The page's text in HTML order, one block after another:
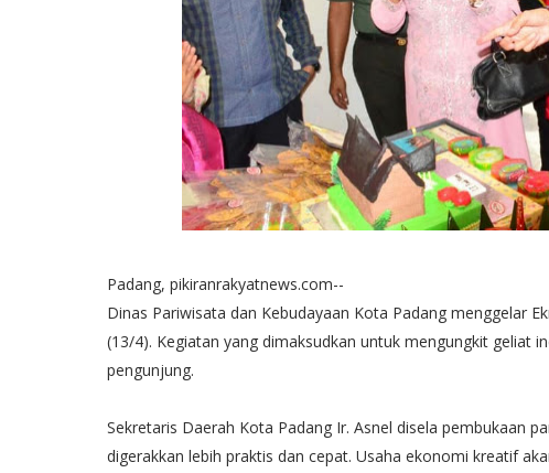
Padang, pikiranrakyatnews.com--
Dinas Pariwisata dan Kebudayaan Kota Padang menggelar
(13/4). Kegiatan yang dimaksudkan untuk mengungkit geliat
pengunjung.
Sekretaris Daerah Kota Padang Ir. Asnel disela pembukaan
digerakkan lebih praktis dan cepat. Usaha ekonomi kreatif